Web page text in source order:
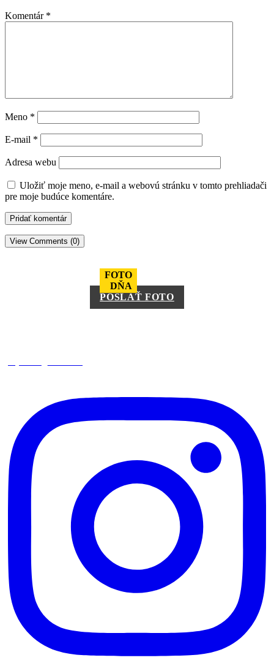
Komentár *
Meno *
E-mail *
Adresa webu
Uložiť moje meno, e-mail a webovú stránku v tomto prehliadači
pre moje budúce komentáre.
View Comments (0)
FOTO
DŇA
POSLAŤ FOTO